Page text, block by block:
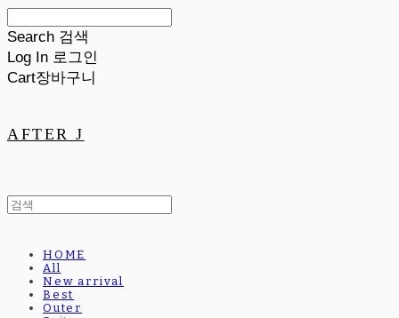
Search 검색
Log In 로그인
Cart장바구니
AFTER J
HOME
All
New arrival
Best
Outer